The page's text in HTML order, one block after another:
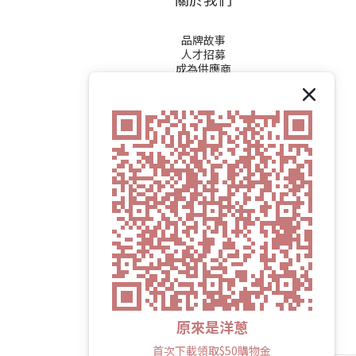
品牌故事
人才招募
成為供應商
原來是洋蔥
首次下載領取$50購物金